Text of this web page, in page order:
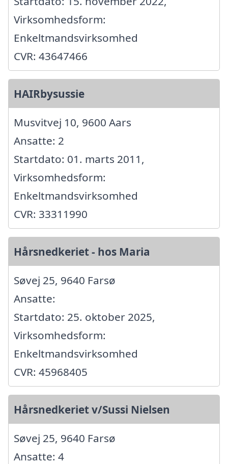
Virksomhedsform:
Enkeltmandsvirksomhed
CVR: 43647466
HAIRbysussie
Musvitvej 10, 9600 Aars
Ansatte: 2
Startdato: 01. marts 2011,
Virksomhedsform:
Enkeltmandsvirksomhed
CVR: 33311990
Hårsnedkeriet - hos Maria
Søvej 25, 9640 Farsø
Ansatte:
Startdato: 25. oktober 2025,
Virksomhedsform:
Enkeltmandsvirksomhed
CVR: 45968405
Hårsnedkeriet v/Sussi Nielsen
Søvej 25, 9640 Farsø
Ansatte: 4